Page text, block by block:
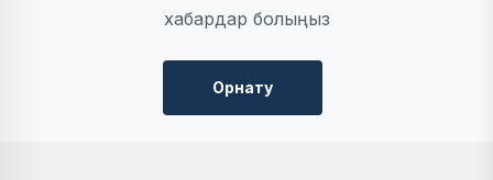
хабардар болыңыз
Орнату